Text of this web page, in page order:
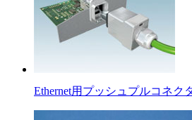
Ethernet用プッシュプルコネク